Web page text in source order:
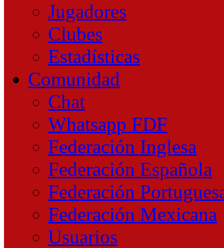
Jugadores
Clubes
Estadísticas
Comunidad
Chat
Whatsapp FDF
Federación Inglesa
Federación Española
Federación
Federación Mexicana
Usuarios